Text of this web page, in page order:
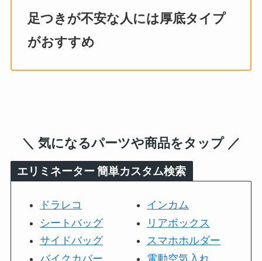
足つきが不安な人には厚底タイプ
がおすすめ
＼ 気になるパーツや商品をタップ ／
エリミネーター 簡単カスタム検索
ドラレコ
シートバッグ
サイドバッグ
バイクカバー
インカム
リアボックス
スマホホルダー
電動空気入れ